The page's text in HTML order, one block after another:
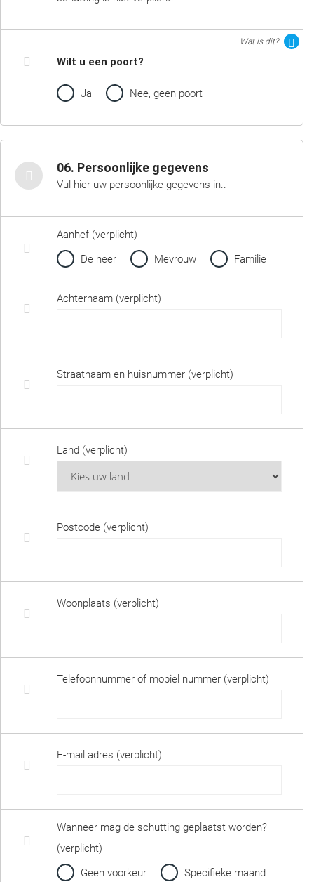
Wat is dit?
Wilt u een poort?
Ja Nee, geen poort
06. Persoonlijke gegevens
Vul hier uw persoonlijke gegevens in..
Aanhef (verplicht)
De heer
Mevrouw Familie
Achternaam (verplicht)
Straatnaam en huisnummer (verplicht)
Land (verplicht)
Postcode (verplicht)
Woonplaats (verplicht)
Telefoonnummer of mobiel nummer (verplicht)
E-mail adres (verplicht)
Wanneer mag de schutting geplaatst worden?
(verplicht)
Geen voorkeur
Specifieke maand